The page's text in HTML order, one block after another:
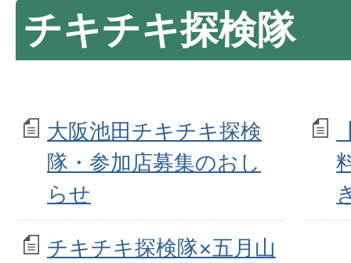
チキチキ探検隊
大阪池田チキチキ探検
隊・参加店募集のおし
らせ
チキチキ探検隊×五月山